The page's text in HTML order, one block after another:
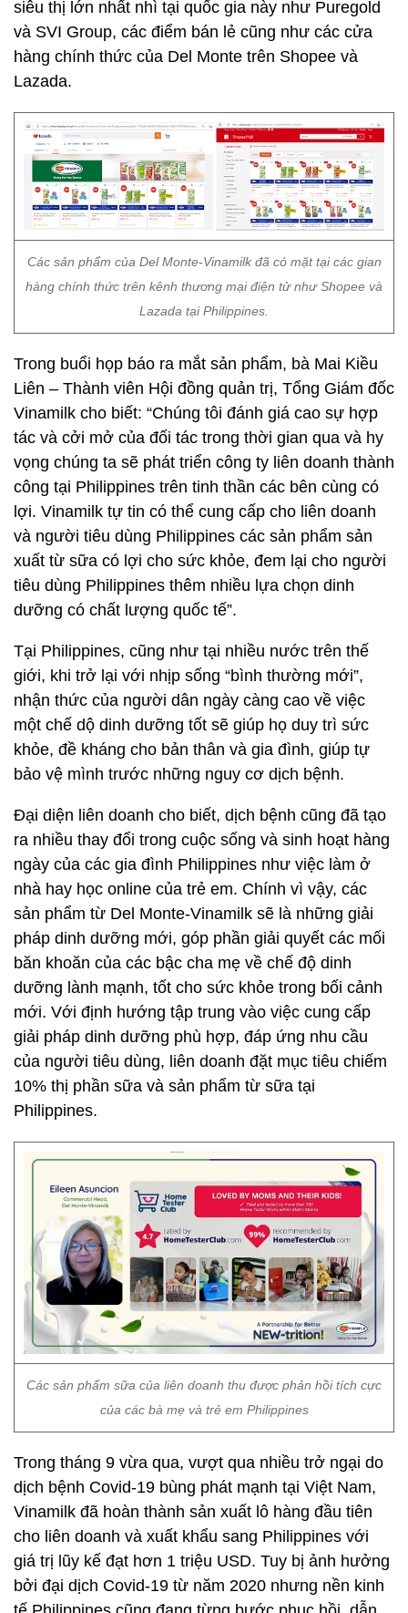
siêu thị lớn nhất nhì tại quốc gia này như Puregold
và SVI Group, các điểm bán lẻ cũng như các cửa
hàng chính thức của Del Monte trên Shopee và
Lazada.
Các sản phẩm của Del Monte-Vinamilk đã có mặt tại các gian
hàng chính thức trên kênh thương mại điện tử như Shopee và
Lazada tại Philippines.
Trong buổi họp báo ra mắt sản phẩm, bà Mai Kiều
Liên – Thành viên Hội đồng quản trị, Tổng Giám đốc
Vinamilk cho biết: “Chúng tôi đánh giá cao sự hợp
tác và cởi mở của đối tác trong thời gian qua và hy
vọng chúng ta sẽ phát triển công ty liên doanh thành
công tại Philippines trên tinh thần các bên cùng có
lợi. Vinamilk tự tin có thể cung cấp cho liên doanh
và người tiêu dùng Philippines các sản phẩm sản
xuất từ sữa có lợi cho sức khỏe, đem lại cho người
tiêu dùng Philippines thêm nhiều lựa chọn dinh
dưỡng có chất lượng quốc tế”.
Tại Philippines, cũng như tại nhiều nước trên thế
giới, khi trở lại với nhịp sống “bình thường mới”,
nhận thức của người dân ngày càng cao về việc
một chế dộ dinh dưỡng tốt sẽ giúp họ duy trì sức
khỏe, đề kháng cho bản thân và gia đình, giúp tự
bảo vệ mình trước những nguy cơ dịch bệnh.
Đại diện liên doanh cho biết, dịch bệnh cũng đã tạo
ra nhiều thay đổi trong cuộc sống và sinh hoạt hàng
ngày của các gia đình Philippines như việc làm ở
nhà hay học online của trẻ em. Chính vì vậy, các
sản phẩm từ Del Monte-Vinamilk sẽ là những giải
pháp dinh dưỡng mới, góp phần giải quyết các mối
băn khoăn của các bậc cha mẹ về chế độ dinh
dưỡng lành mạnh, tốt cho sức khỏe trong bối cảnh
mới. Với định hướng tập trung vào việc cung cấp
giải pháp dinh dưỡng phù hợp, đáp ứng nhu cầu
của người tiêu dùng, liên doanh đặt mục tiêu chiếm
10% thị phần sữa và sản phẩm từ sữa tại
Philippines.
Các sản phẩm sữa của liên doanh thu được phản hồi tích cực
của các bà mẹ và trẻ em Philippines
Trong tháng 9 vừa qua, vượt qua nhiều trở ngại do
dịch bệnh Covid-19 bùng phát mạnh tại Việt Nam,
Vinamilk đã hoàn thành sản xuất lô hàng đầu tiên
cho liên doanh và xuất khẩu sang Philippines với
giá trị lũy kế đạt hơn 1 triệu USD. Tuy bị ảnh hưởng
bởi đại dịch Covid-19 từ năm 2020 nhưng nền kinh